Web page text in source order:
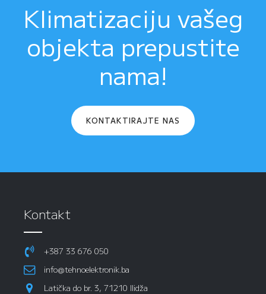
Klimatizaciju vašeg
objekta prepustite
nama!
KONTAKTIRAJTE NAS
Kontakt
+387 33 676 050
info@tehnoelektronik.ba
Latička do br. 3, 71210 Ilidža